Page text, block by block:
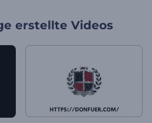
erstellte Videos